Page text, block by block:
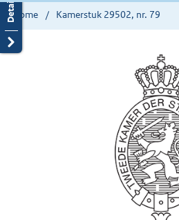
Home Kamerstuk 29502, nr. 79